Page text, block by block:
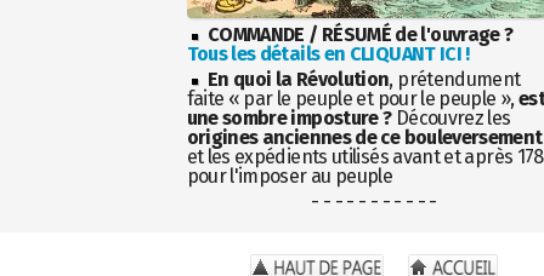
COMMANDE / RÉSUMÉ de l'ouvrage ?
Tous les détails en CLIQUANT ICI !
En quoi la Révolution, prétendument
faite « par le peuple et pour le peuple »,
une sombre imposture ?Découvrez les
origines anciennes de ce bouleversement
et les expédients utilisés avant et après
pour l'imposer au peuple
- - - - - - - - - - -